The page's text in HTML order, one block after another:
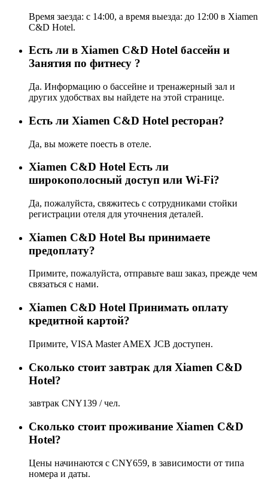
Время заезда: с 14:00, а время выезда: до 12:00 в Xiamen
C&D Hotel.
Есть ли в Xiamen C&D Hotel бассейн и
Занятия по фитнесу ?
Да. Информацию о бассейне и тренажерный зал и
других удобствах вы найдете на этой странице.
Eсть ли Xiamen C&D Hotel ресторан?
Да, вы можете поесть в отеле.
Xiamen C&D Hotel Есть ли
широкополосный доступ или Wi-Fi?
Да, пожалуйста, свяжитесь с сотрудниками стойки
регистрации отеля для уточнения деталей.
Xiamen C&D Hotel Вы принимаете
предоплату?
Примите, пожалуйста, отправьте ваш заказ, прежде чем
связаться с нами.
Xiamen C&D Hotel Принимать оплату
кредитной картой?
Примите, VISA Master AMEX JCB доступен.
Сколько стоит завтрак для Xiamen C&D
Hotel?
завтрак CNY139 / чел.
Сколько стоит проживаниe Xiamen C&D
Hotel?
Цены начинаются с CNY659, в зависимости от типа
номера и даты.